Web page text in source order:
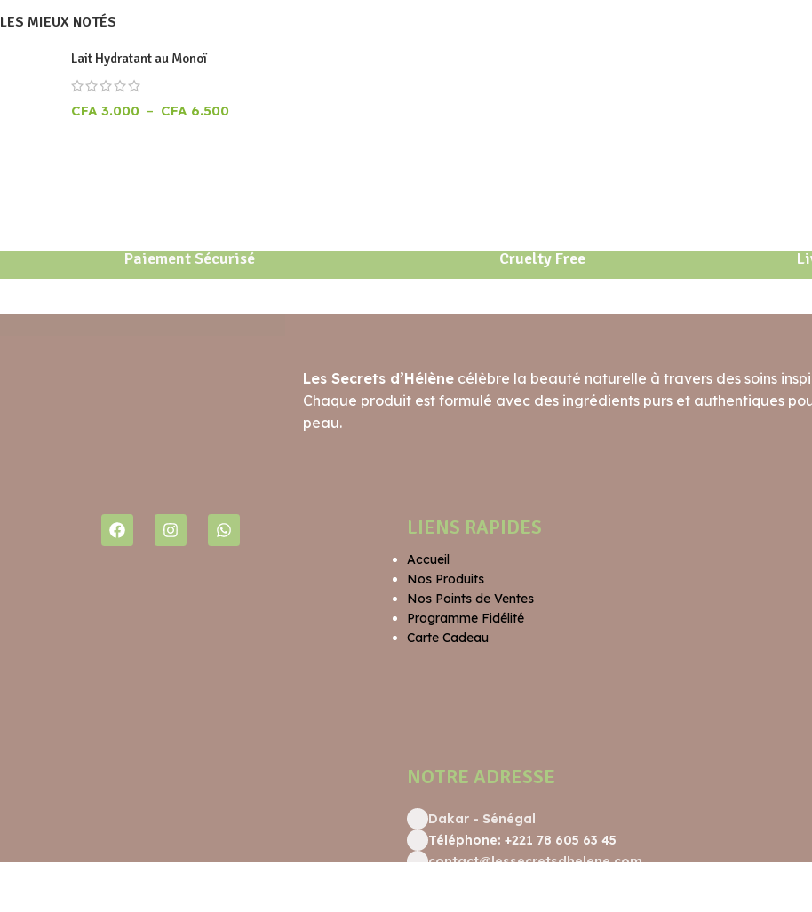
LES MIEUX NOTÉS
Lait Hydratant au Monoï
CFA3.000 – CFA6.500
Paiement Sécurisé Cruelty Free
Les Secrets d’Hélène célèbre la beauté naturelle à travers des soins
Chaque produit est formulé avec des ingrédients purs et authentiques
peau.
LIENS RAPIDES
Accueil
Nos Produits
Nos Points de Ventes
Programme Fidélité
Carte Cadeau
NOTRE ADRESSE
Dakar - Sénégal
Téléphone: +221 78 605 63 45
contact@lessecretsdhelene.com